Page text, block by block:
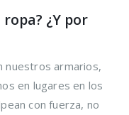
¿Y por
nuestros armarios,
en lugares en los
con fuerza, no